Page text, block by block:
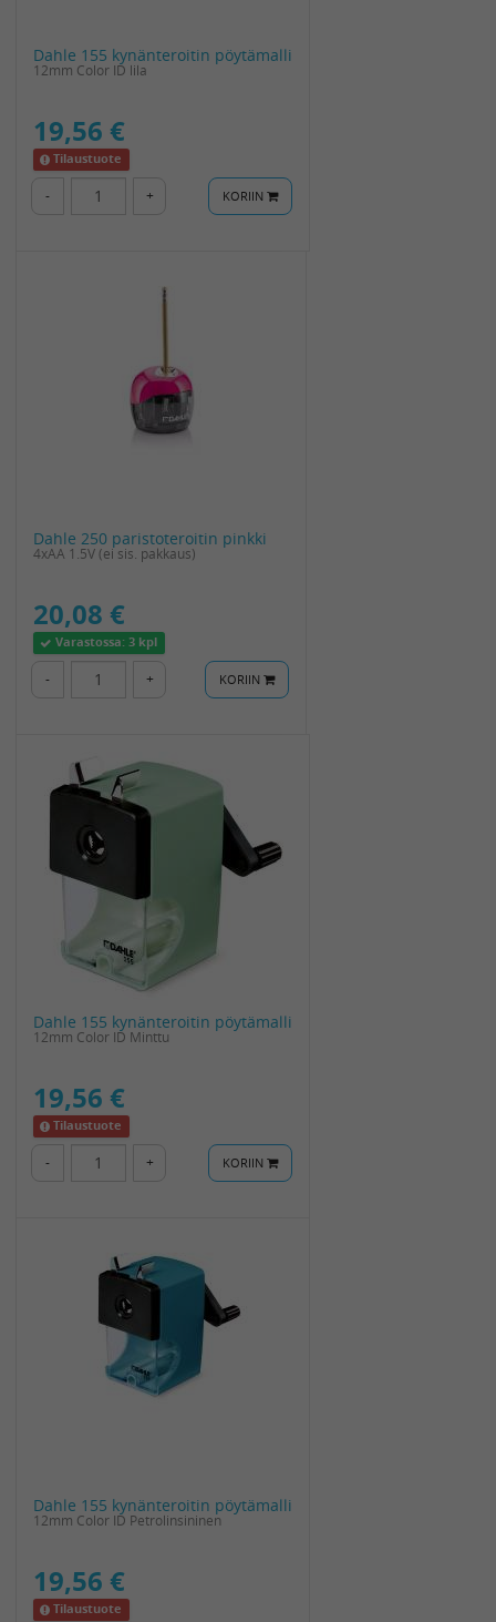
Dahle 155 kynänteroitin pöytämalli
12mm Color ID lila
19,56 €
Tilaustuote
- + KORIIN
Dahle 250 paristoteroitin pinkki
4xAA 1.5V (ei sis. pakkaus)
20,08 €
Varastossa:3 kpl
- + KORIIN
Dahle 155 kynänteroitin pöytämalli
12mm Color ID Minttu
19,56 €
Tilaustuote
- + KORIIN
Dahle 155 kynänteroitin pöytämalli
12mm Color ID Petrolinsininen
19,56 €
Tilaustuote